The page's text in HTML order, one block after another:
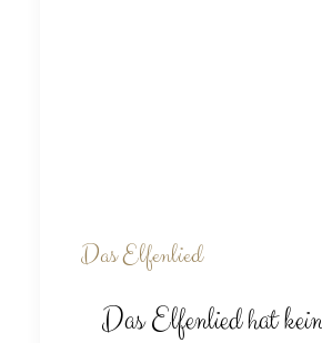
Das Elfenlied
Das Elfenlied hat